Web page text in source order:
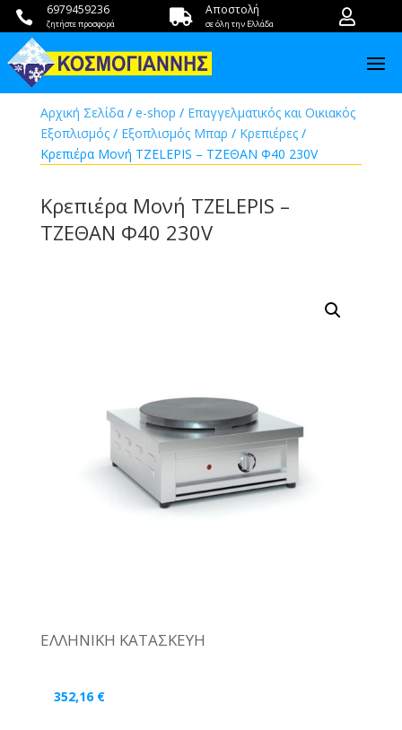
 6979459236
ζητήστε προσφορά  Αποστολή
σε όλη την Ελλάδα 
Αρχική Σελίδα/ e-shop / Επαγγελματικός και Οικιακός
Εξοπλισμός/ Εξοπλισμός Μπαρ / Κρεπιέρες/
Κρεπιέρα Μονή TZELEPIS – ΤΖΕΘΑΝ Φ40 230V
Κρεπιέρα Μονή TZELEPIS –
ΤΖΕΘΑΝ Φ40 230V
ΕΛΛΗΝΙΚΗ ΚΑΤΑΣΚΕΥΗ
352,16 €